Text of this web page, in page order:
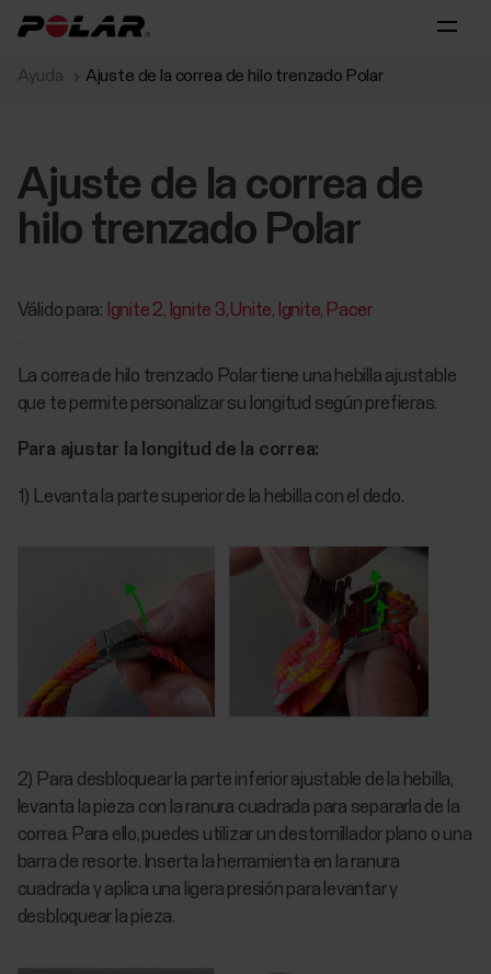
Ayuda Ajuste de la correa de hilo trenzado Polar
Ajuste de la correa de
hilo trenzado Polar
Válido para: Ignite 2 Ignite 3 Unite Ignite Pacer
La correa de hilo trenzado Polar tiene una hebilla ajustable
que te permite personalizar su longitud según prefieras.
Para ajustar la longitud de la correa:
1) Levanta la parte superior de la hebilla con el dedo.
2) Para desbloquear la parte inferior ajustable de la hebilla,
levanta la pieza con la ranura cuadrada para separarla de la
correa. Para ello, puedes utilizar un destornillador plano o una
barra de resorte. Inserta la herramienta en la ranura
cuadrada y aplica una ligera presión para levantar y
desbloquear la pieza.